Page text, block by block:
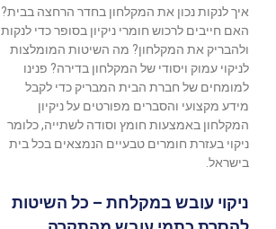
איך לנקות נכון את המקלחון בחדר הרחצה בבית?
האם חייבים לרכוש חומרי ניקיון בסופר כדי לנקות
ולהבריק את המקלחון? מה השיטות המומלצות
לניקוי עמוק ויסודי של המקלחון בדירה? פנינו
למומחים של חברת הבית המבריק כדי לקבל
מידע מקצועי והסברים מפורטים על ניקיון
המקלחון באמצעות חומץ וסודה לשתייה, כלומר
ניקוי בעזרת חומרים טבעיים הנמצאים בכל בית
בישראל.
ניקוי עובש במקלחת – כל השיטות